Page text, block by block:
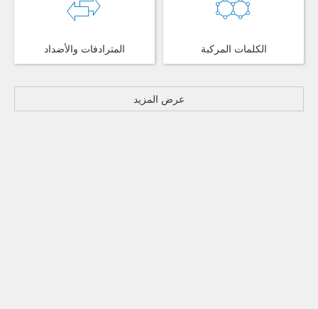
المترادفات والأضداد الكلمات المركبة
عرض المزيد